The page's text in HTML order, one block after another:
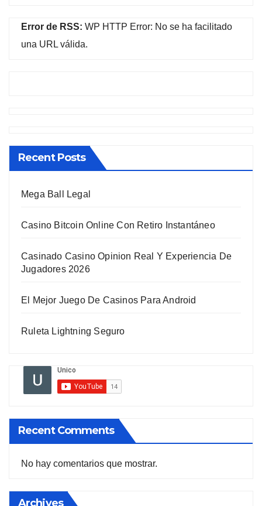
Error de RSS: WP HTTP Error: No se ha facilitado
una URL válida.
Recent Posts
Mega Ball Legal
Casino Bitcoin Online Con Retiro Instantáneo
Casinado Casino Opinion Real Y Experiencia De
Jugadores 2026
El Mejor Juego De Casinos Para Android
Ruleta Lightning Seguro
Recent Comments
No hay comentarios que mostrar.
Archives